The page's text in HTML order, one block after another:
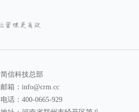
简信科技总部
邮箱：info@crm.cc
电话：400-0665-929